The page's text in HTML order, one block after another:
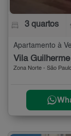
3 quartos
Apartamento à
Vila Guilherme
Zona Norte - São